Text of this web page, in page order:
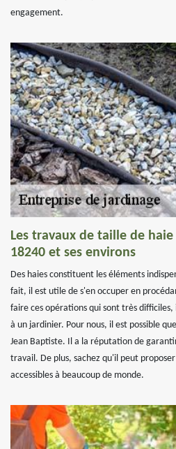
engagement.
Les travaux de taille de
18240 et ses environs
Des haies constituent les éléments
fait, il est utile de s'en occuper en
faire ces opérations qui sont très
à un jardinier. Pour nous, il est possible
Jean Baptiste. Il a la réputation de
travail. De plus, sachez qu'il peut
accessibles à beaucoup de monde.